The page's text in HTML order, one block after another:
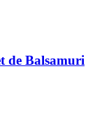
de Balsamuri